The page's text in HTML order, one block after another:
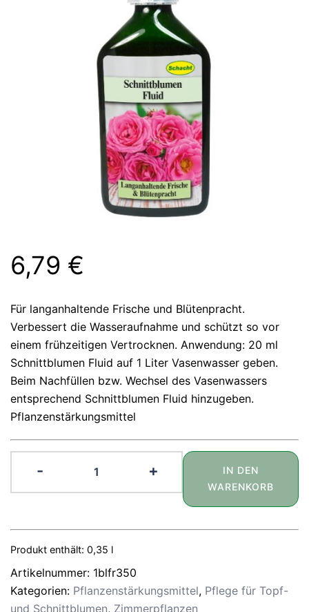
6,79 €
Für langanhaltende Frische und Blütenpracht.
Verbessert die Wasseraufnahme und schützt so vor
einem frühzeitigen Vertrocknen. Anwendung: 20 ml
Schnittblumen Fluid auf 1 Liter Vasenwasser geben.
Beim Nachfüllen bzw. Wechsel des Vasenwassers
entsprechend Schnittblumen Fluid hinzugeben.
Pflanzenstärkungsmittel
-
Fluid
350
Menge
+
IN DEN
WARENKORB
Produkt enthält: 0,35 l
Artikelnummer: 1blfr350
Kategorien: Pflanzenstärkungsmittel, Pflege für Topf-
und Schnittblumen, Zimmerpflanzen